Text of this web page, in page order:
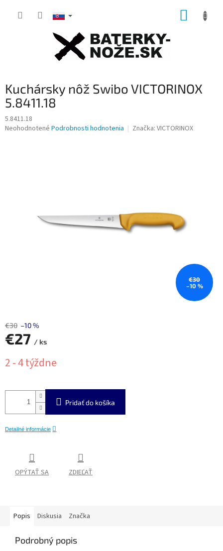
Kuchársky nôž Swibo VICTORINOX
5.8411.18
5.8411.18
Priemerné
Neohodnotené Podrobnosti hodnotenia Značka: VICTORINOX
€30
–10 %
€30 –10 %
€27 / ks
cena:
2 - 4 týždne
Pridať do košíka
Detailné informácie
OPÝTAŤ SA ZDIEĽAŤ
Popis Diskusia Značka
Podrobný popis